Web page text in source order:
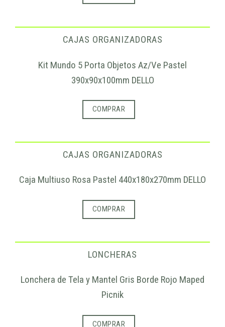
CAJAS ORGANIZADORAS
Kit Mundo 5 Porta Objetos Az/Ve Pastel
390x90x100mm DELLO
COMPRAR
CAJAS ORGANIZADORAS
Caja Multiuso Rosa Pastel 440x180x270mm DELLO
COMPRAR
LONCHERAS
Lonchera de Tela y Mantel Gris Borde Rojo Maped
Picnik
COMPRAR